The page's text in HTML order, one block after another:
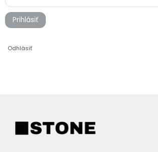
Prihlásiť
Odhlásiť